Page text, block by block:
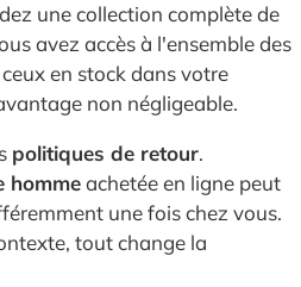
une collection complète de
avez accès à l'ensemble des
en stock dans votre
non négligeable.
politiques de retour.
hommeachetée en ligne peut
une fois chez vous.
tout change la